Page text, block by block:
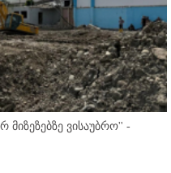
მიზეზებზე ვისაუბრო'' -